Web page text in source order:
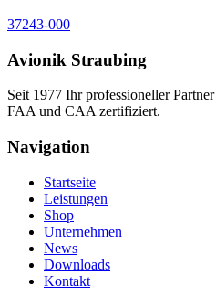
37243-000
Avionik Straubing
Seit 1977 Ihr professioneller
FAA und CAA zertifiziert.
Navigation
Startseite
Leistungen
Shop
Unternehmen
News
Downloads
Kontakt